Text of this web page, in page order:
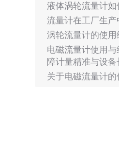
液体涡轮流量计如
流量计在工厂生产
涡轮流量计的使用
电磁流量计使用
障计量精准与设
关于电磁流量计的